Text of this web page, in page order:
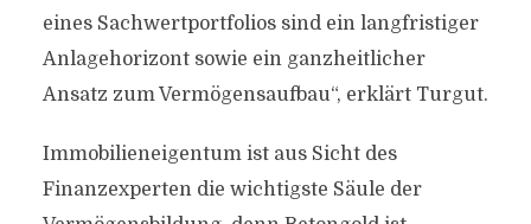
eines Sachwertportfolios sind ein langfristiger
Anlagehorizont sowie ein ganzheitlicher
Ansatz zum Vermögensaufbau“, erklärt Turgut.
Immobilieneigentum ist aus Sicht des
Finanzexperten die wichtigste Säule der